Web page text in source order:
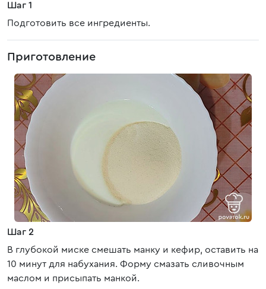
Шаг 1
Подготовить все ингредиенты.
Приготовление
Шаг 2
В глубокой миске смешать манку и кефир, оставить на
10 минут для набухания. Форму смазать сливочным
маслом и присыпать манкой.